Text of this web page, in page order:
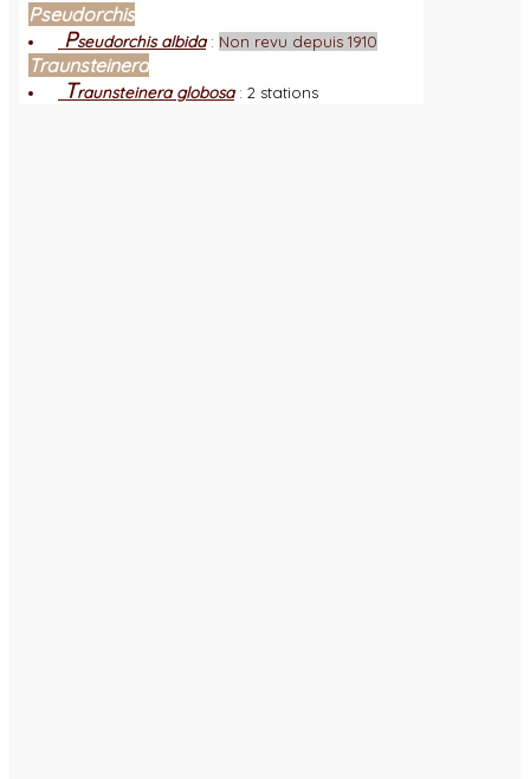
Pseudorchis
Pseudorchis albida: Non revu depuis 1910
Traunsteinera
Traunsteinera globosa: 2 stations